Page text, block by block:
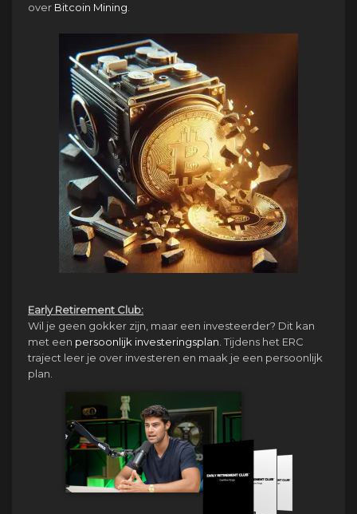
over Bitcoin Mining
Early Retirement Club:
Wil je geen gokker zijn, maar een investeerder? Dit kan
met een persoonlijk investeringsplan. Tijdens het ERC
traject leer je over investeren en maak je een persoonlijk
plan.